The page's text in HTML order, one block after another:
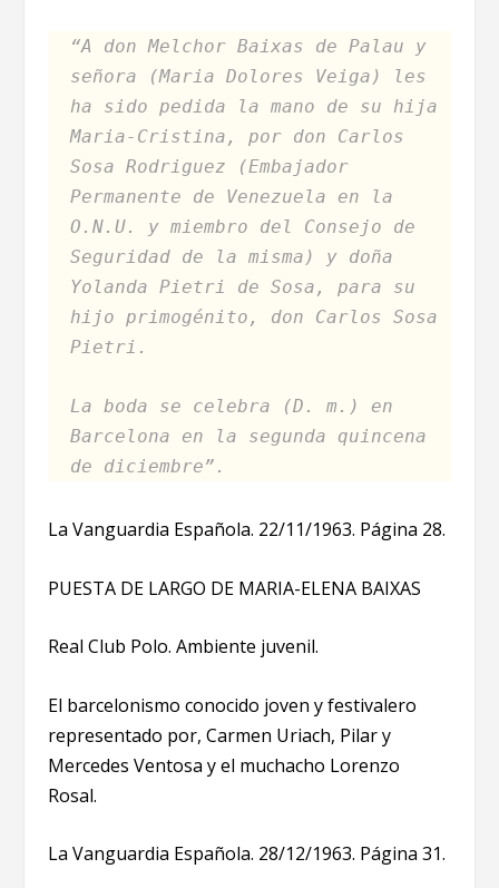
“A don Melchor Baixas de Palau y
señora (Maria Dolores Veiga) les
ha sido pedida la mano de su hija
Maria-Cristina, por don Carlos
Sosa Rodriguez (Embajador
Permanente de Venezuela en la
O.N.U. y miembro del Consejo de
Seguridad de la misma) y doña
Yolanda Pietri de Sosa, para su
hijo primogénito, don Carlos Sosa
Pietri.
La boda se celebra (D. m.) en
Barcelona en la segunda quincena
de diciembre”.
La Vanguardia Española. 22/11/1963. Página 28.
PUESTA DE LARGO DE MARIA-ELENA BAIXAS
Real Club Polo. Ambiente juvenil.
El barcelonismo conocido joven y festivalero
representado por, Carmen Uriach, Pilar y
Mercedes Ventosa y el muchacho Lorenzo
Rosal.
La Vanguardia Española. 28/12/1963. Página 31.